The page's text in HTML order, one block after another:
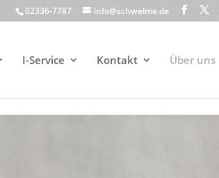
02336-7787 info@schwelme.de
I-Service Kontakt Über uns